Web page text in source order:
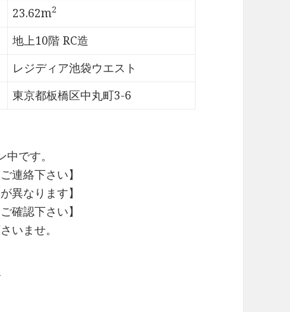
23.62m2
地上10階 RC造
レジディア池袋ウエスト
東京都板橋区中丸町3-6
です。
連絡下さい】
異なります】
確認下さい】
いませ。